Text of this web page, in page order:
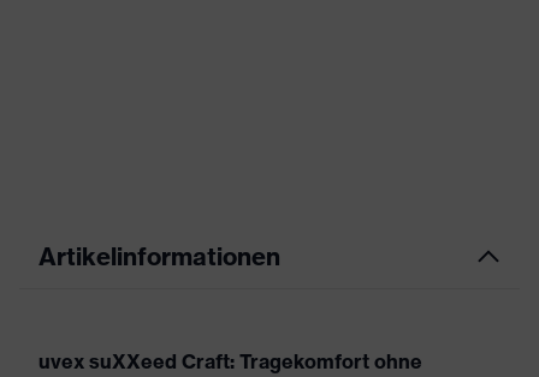
Artikelinformationen
uvex suXXeed Craft: Tragekomfort ohne